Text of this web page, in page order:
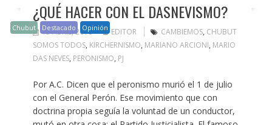
Chubut Destacado Opinión
¿QUÉ HACER CON EL DASNEVISMO?
15 ABRIL, 2018 EDITOR CAMBIEMOS, CHUBUT
SOMOS TODOS, KIRCHERNISMO, MARIANO ARCIONI, MARIO
DAS NEVES, PERONISMO, PJ
Por A.C. Dicen que el peronismo murió el 1 de julio
con el General Perón. Ese movimiento que con
doctrina propia seguía la voluntad de un conductor,